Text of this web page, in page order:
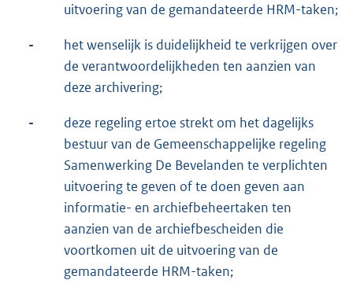
uitvoering van de gemandateerde HRM-taken;
-
het wenselijk is duidelijkheid te verkrijgen over
de verantwoordelijkheden ten aanzien van
deze archivering;
-
deze regeling ertoe strekt om het dagelijks
bestuur van de Gemeenschappelijke regeling
Samenwerking De Bevelanden te verplichten
uitvoering te geven of te doen geven aan
informatie- en archiefbeheertaken ten
aanzien van de archiefbescheiden die
voortkomen uit de uitvoering van de
gemandateerde HRM-taken;